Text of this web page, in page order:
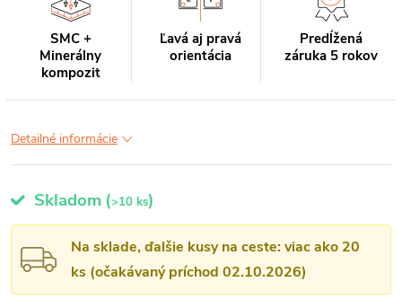
SMC +
Minerálny
kompozit
Ľavá aj pravá
orientácia
Predĺžená
záruka 5 rokov
Detailné informácie
Skladom (>10 ks)
Na sklade, ďalšie kusy na ceste: viac ako 20
ks (očakávaný príchod 02.10.2026)